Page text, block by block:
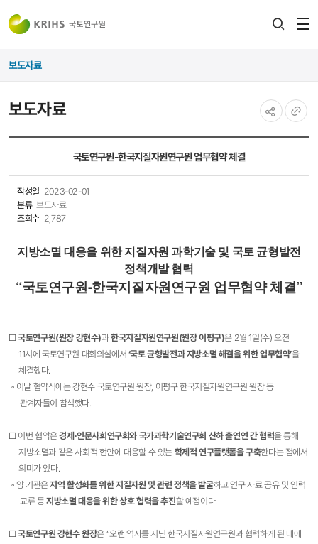
보도자료
보도자료
국토연구원-한국지질자원연구원 업무협약 체결
작성일 2023-02-01
분류 보도자료
조회수 2,787
지방소멸 대응을 위한 지질자원 과학기술 및 국토 균형발전
정책개발 협력
“국토연구원-한국지질자원연구원 업무협약 체결”
□국토연구원(원장 강현수)과한국지질자원연구원(원장 이평구)은 2월 1일(수) 오전
11시에 국토연구원 대회의실에서 ‘국토 균형발전과 지방소멸 해결을 위한 업무협약’을
체결했다.
◦ 이날 협약식에는 강현수 국토연구원 원장, 이평구 한국지질자원연구원 원장 등
관계자들이 참석했다.
□ 이번 협약은경제·인문사회연구회와 국가과학기술연구회 산하 출연연 간 협력을 통해
지방소멸과 같은 사회적 현안에 대응할 수 있는 학제적 연구플랫폼을 구축한다는 점에서
의미가 있다.
◦ 양 기관은지역 활성화를 위한 지질자원 및 관련 정책을 발굴하고 연구 자료 공유 및 인력
교류 등지방소멸 대응을 위한 상호 협력을 추진할 예정이다.
□국토연구원 강현수 원장은 “오랜 역사를 지닌 한국지질자원연구원과 협력하게 된 데에